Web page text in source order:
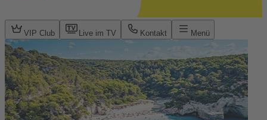
VIP Club Live im TV Kontakt Menü